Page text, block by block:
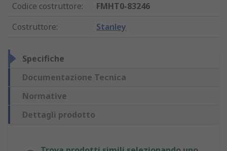
Codice costruttore:
FMHT0-83246
Costruttore: Stanley
Specifiche
Documentazione Tecnica
Normative
Dettagli prodotto